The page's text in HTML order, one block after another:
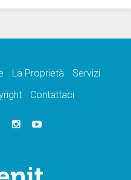
La Proprietà
Servizi
Contattaci